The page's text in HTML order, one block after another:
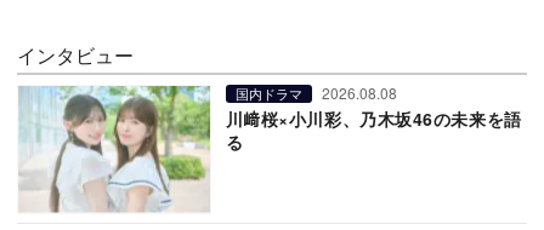
インタビュー
国内ドラマ 2026.08.08
川﨑桜×小川彩、乃木坂46の未来を語
る